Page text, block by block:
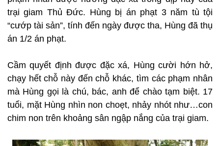
trại giam Thủ Đức. Hùng bị án phạt 3 năm tù tội
“cướp tài sản”, tính đến ngày được tha, Hùng đã thụ
án 1/2 án phạt.
Cầm quyết định được đặc xá, Hùng cười hớn hở,
chạy hết chỗ này đến chỗ khác, tìm các phạm nhân
mà Hùng gọi là chú, bác, anh để chào tạm biệt. 17
tuổi, mặt Hùng nhìn non choẹt, nhảy nhót như…con
chim non trên khoảng sân ngập nắng của trại giam.